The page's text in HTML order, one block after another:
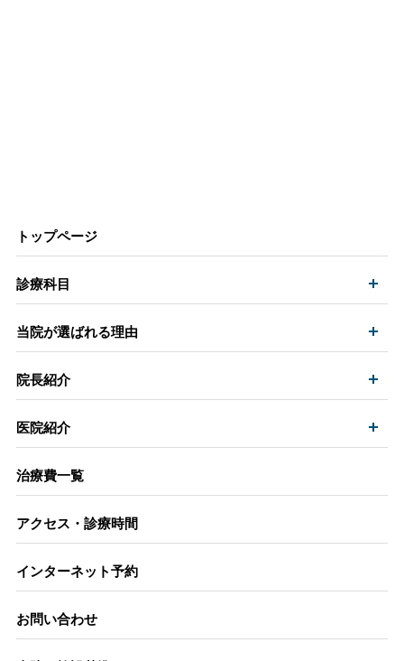
トップページ
診療科目
当院が選ばれる理由
院長紹介
医院紹介
治療費一覧
アクセス・診療時間
インターネット予約
お問い合わせ